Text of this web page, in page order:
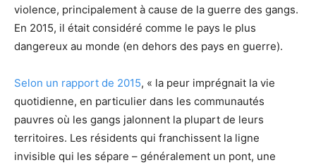
violence, principalement à cause de la guerre des gangs.
En 2015, il était considéré comme le pays le plus
dangereux au monde (en dehors des pays en guerre).
Selon un rapport de 2015, « la peur imprégnait la vie
quotidienne, en particulier dans les communautés
pauvres où les gangs jalonnent la plupart de leurs
territoires. Les résidents qui franchissent la ligne
invisible qui les sépare – généralement un pont, une